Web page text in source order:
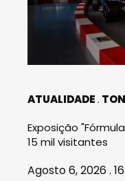
ATUALIDADE
Exposição
15 mil visitantes
Agosto 6, 2026 .